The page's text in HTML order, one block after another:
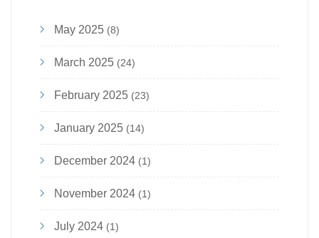
May 2025 (8)
March 2025 (24)
February 2025 (23)
January 2025 (14)
December 2024 (1)
November 2024 (1)
July 2024 (1)